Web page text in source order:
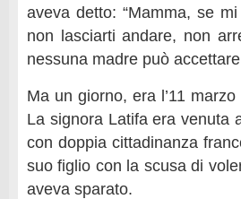
aveva detto: “Mamma, se
non lasciarti andare, non
nessuna madre può
Ma un giorno, era l’11
La signora Latifa era venuta
con doppia cittadinanza
suo figlio con la scusa di
aveva sparato.